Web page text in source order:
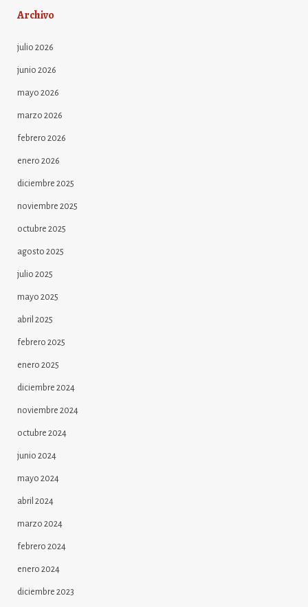
Archivo
julio 2026
junio 2026
mayo 2026
marzo 2026
febrero 2026
enero 2026
diciembre 2025
noviembre 2025
octubre 2025
agosto 2025
julio 2025
mayo 2025
abril 2025
febrero 2025
enero 2025
diciembre 2024
noviembre 2024
octubre 2024
junio 2024
mayo 2024
abril 2024
marzo 2024
febrero 2024
enero 2024
diciembre 2023